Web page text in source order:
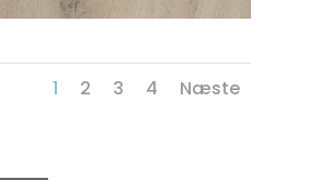
1 2 3 4 Næste